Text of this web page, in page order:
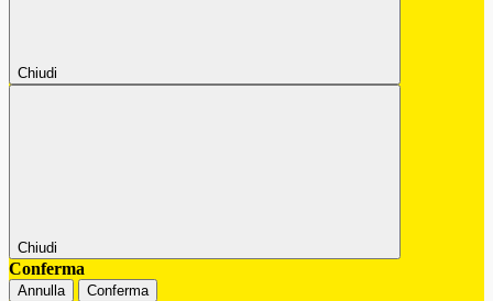
Chiudi
Chiudi
Conferma
Annulla Conferma